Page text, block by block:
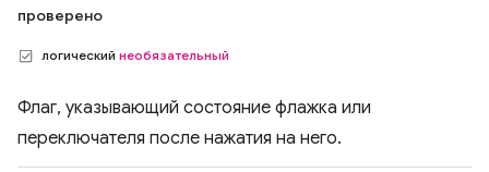
проверено
логический необязательный
Флаг, указывающий состояние флажка или
переключателя после нажатия на него.